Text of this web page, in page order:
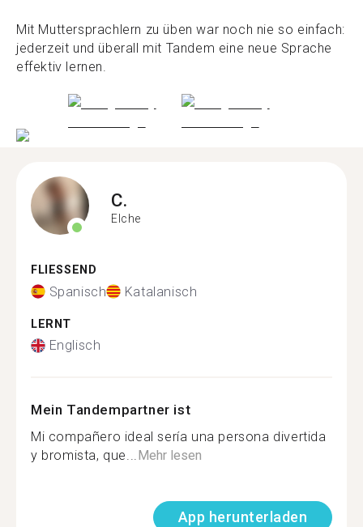
Mit Muttersprachlern zu üben war noch nie so einfach:
jederzeit und überall mit Tandem eine neue Sprache
effektiv lernen.
C.
Elche
FLIESSEND
Spanisch Katalanisch
LERNT
Englisch
Mein Tandempartner ist
Mi compañero ideal sería una persona divertida
y bromista, que...Mehr lesen
App herunterladen